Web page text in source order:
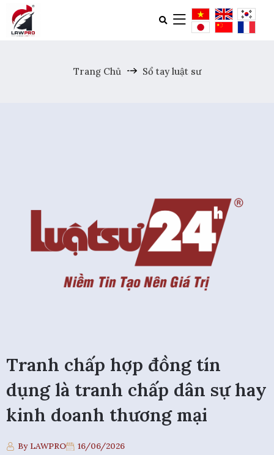
Trang Chủ Sổ tay luật sư
Tranh chấp hợp đồng tín
dụng là tranh chấp dân sự hay
kinh doanh thương mại
By LAWPRO 16/06/2026